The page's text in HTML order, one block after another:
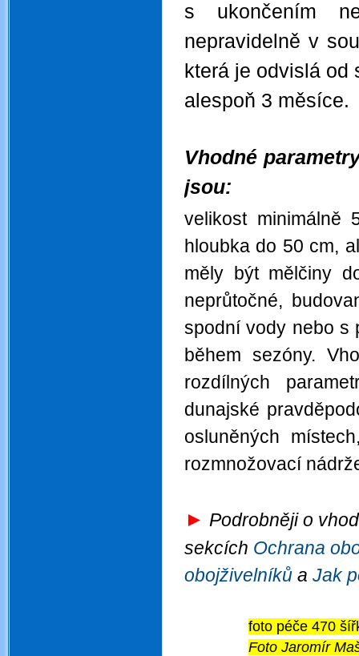
s ukončením
nepravidelně v
která je odvislá od
alespoň 3 měsíce.
Vhodné
jsou:
velikost minimálně
hloubka do 50 cm,
měly být mělčiny
neprůtočné,
spodní vody nebo s
během sezóny.
rozdílných
dunajské
osluněných
rozmnožovací
► Podrobněji o
sekcích Ochrana
obojživelníků a Jak
foto péče 470
Foto Jaromír